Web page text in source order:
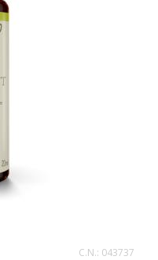
C.N.: 043737